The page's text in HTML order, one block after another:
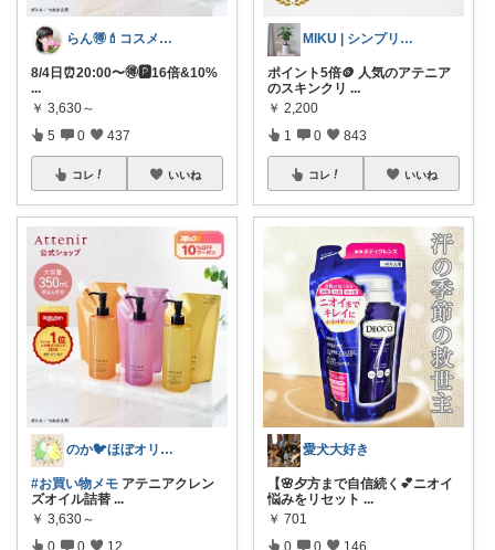
らん🉐💄コスメ&ファッション👗✨
8/4日⏰20:00〜🉐🅿️16倍&10%
...
￥ 3,630～
5 0 437
コレ いいね
のか🐦ほぼオリ写‎🤍4日🙏✨
#お買い物メモ アテニアクレン
ズオイル詰替 ...
￥ 3,630～
0 0 12
MIKU | シンプリスト主婦
ポイント5倍🪙 人気のアテニア
のスキンクリ ...
￥ 2,200
1 0 843
コレ いいね
愛犬大好き
【🌸夕方まで自信続く💕ニオイ
悩みをリセット ...
￥ 701
0 0 146